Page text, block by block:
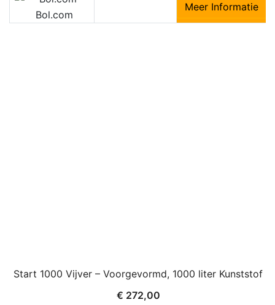
Bol.com
Meer Informatie
Start 1000 Vijver – Voorgevormd, 1000 liter Kunststof
€ 272,00